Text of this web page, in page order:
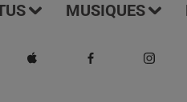
MUSIQUES